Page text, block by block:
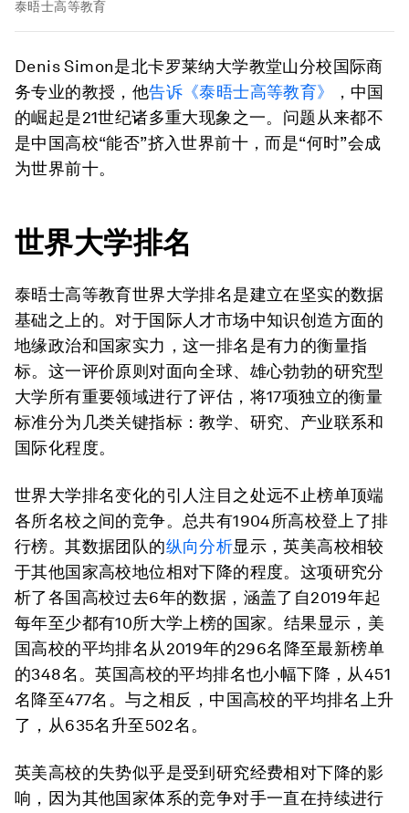
泰晤士高等教育
Denis Simon是北卡罗莱纳大学教堂山分校国际商
务专业的教授，他告诉《泰晤士高等教育》
，中国
的崛起是21世纪诸多重大现象之一。问题从来都不
是中国高校“能否”挤入世界前十，而是“何时”会成
为世界前十。
世界大学排名
泰晤士高等教育世界大学排名是建立在坚实的数据
基础之上的。对于国际人才市场中知识创造方面的
地缘政治和国家实力，这一排名是有力的衡量指
标。这一评价原则对面向全球、雄心勃勃的研究型
大学所有重要领域进行了评估，将17项独立的衡量
标准分为几类关键指标：教学、研究、产业联系和
国际化程度。
世界大学排名变化的引人注目之处远不止榜单顶端
各所名校之间的竞争。总共有1904所高校登上了排
行榜。其数据团队的纵向分析显示，英美高校相较
于其他国家高校地位相对下降的程度。这项研究分
析了各国高校过去6年的数据，涵盖了自2019年起
每年至少都有10所大学上榜的国家。结果显示，美
国高校的平均排名从2019年的296名降至最新榜单
的348名。英国高校的平均排名也小幅下降，从451
名降至477名。与之相反，中国高校的平均排名上升
了，从635名升至502名。
英美高校的失势似乎是受到研究经费相对下降的影
响，因为其他国家体系的竞争对手一直在持续进行